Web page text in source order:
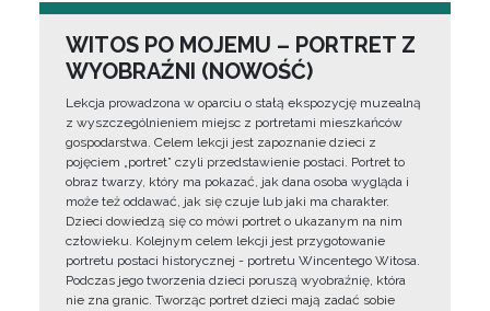
WITOS PO MOJEMU – PORTRET Z
WYOBRAŹNI (NOWOŚĆ)
Lekcja prowadzona w oparciu o stałą ekspozycję muzealną
z wyszczególnieniem miejsc z portretami mieszkańców
gospodarstwa. Celem lekcji jest zapoznanie dzieci z
pojęciem „portret” czyli przedstawienie postaci. Portret to
obraz twarzy, który ma pokazać, jak dana osoba wygląda i
może też oddawać, jak się czuje lub jaki ma charakter.
Dzieci dowiedzą się co mówi portret o ukazanym na nim
człowieku. Kolejnym celem lekcji jest przygotowanie
portretu postaci historycznej - portretu Wincentego Witosa.
Podczas jego tworzenia dzieci poruszą wyobraźnię, która
nie zna granic. Tworząc portret dzieci mają zadać sobie